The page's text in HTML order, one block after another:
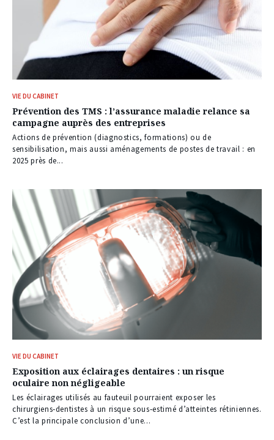
VIE DU CABINET
Prévention des TMS : l’assurance maladie relance sa
campagne auprès des entreprises
Actions de prévention (diagnostics, formations) ou de
sensibilisation, mais aussi aménagements de postes de travail : en
2025 près de...
VIE DU CABINET
Exposition aux éclairages dentaires : un risque
oculaire non négligeable
Les éclairages utilisés au fauteuil pourraient exposer les
chirurgiens‑dentistes à un risque sous‑estimé d’atteintes rétiniennes.
C’est la principale conclusion d’une...